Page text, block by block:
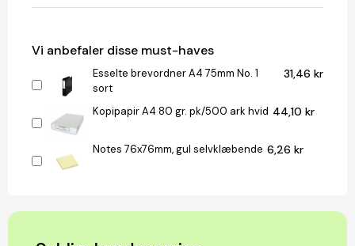
Vi anbefaler disse must-haves
Esselte brevordner A4 75mm No. 1
sort
31,46 kr
Kopipapir A4 80 gr. pk/500 ark hvid 44,10 kr
Notes 76x76mm, gul selvklæbende 6,26 kr